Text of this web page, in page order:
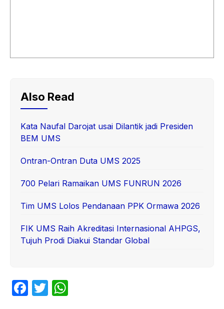
Also Read
Kata Naufal Darojat usai Dilantik jadi Presiden
BEM UMS
Ontran-Ontran Duta UMS 2025
700 Pelari Ramaikan UMS FUNRUN 2026
Tim UMS Lolos Pendanaan PPK Ormawa 2026
FIK UMS Raih Akreditasi Internasional AHPGS,
Tujuh Prodi Diakui Standar Global
F
T